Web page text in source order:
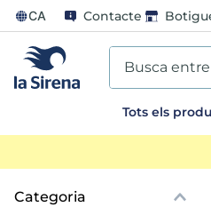
CA Contacte
Busca entre
Tots els